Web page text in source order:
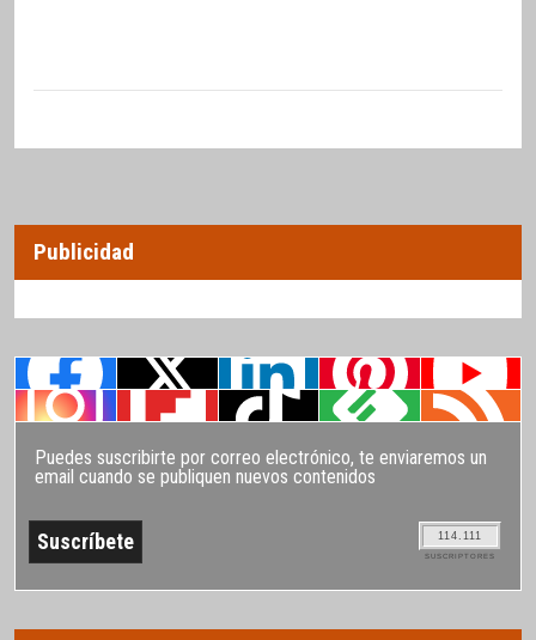
Publicidad
Puedes suscribirte por correo electrónico, te enviaremos un
email cuando se publiquen nuevos contenidos
114.111
SUSCRIPTORES